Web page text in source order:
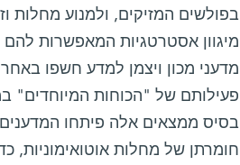
מיגוון אסטרטגיות המאפשרות
חומרתן של מחלות